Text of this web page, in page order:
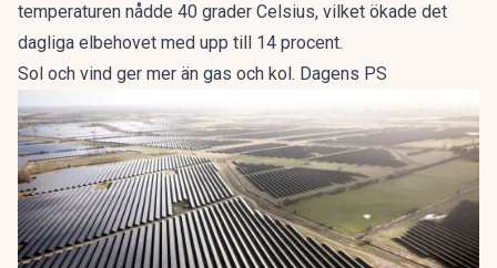
temperaturen nådde 40 grader Celsius, vilket ökade det
dagliga elbehovet med upp till 14 procent.
Sol och vind ger mer än gas och kol. Dagens PS